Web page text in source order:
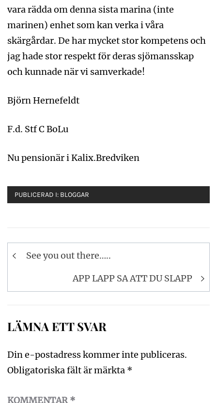
vara rädda om denna sista marina (inte
marinen) enhet som kan verka i våra
skärgårdar. De har mycket stor kompetens och
jag hade stor respekt för deras sjömansskap
och kunnade när vi samverkade!
Björn Hernefeldt
F.d. Stf C BoLu
Nu pensionär i Kalix.Bredviken
PUBLICERAD I: BLOGGAR
Inläggsnavigering
See you out there…..
APP LAPP SA ATT DU SLAPP
LÄMNA ETT SVAR
Din e-postadress kommer inte publiceras.
Obligatoriska fält är märkta *
KOMMENTAR*